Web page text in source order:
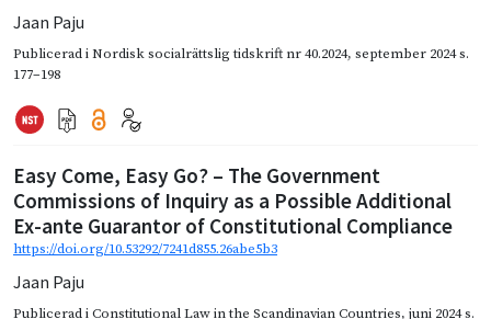
Jaan Paju
Publicerad iNordisk socialrättslig tidskrift nr 40.2024, september 2024s.
177–198
Easy Come, Easy Go? – The Government
Commissions of Inquiry as a Possible Additional
Ex-ante Guarantor of Constitutional Compliance
https://doi.org/10.53292/7241d855.26abe5b3
Jaan Paju
Publicerad iConstitutional Law in the Scandinavian Countries, juni 2024s.